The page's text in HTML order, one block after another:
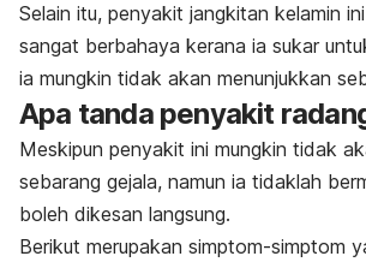
Selain itu, penyakit jangkitan kelamin
sangat berbahaya kerana ia sukar
ia mungkin tidak akan menunjukkan
Apa tanda penyakit
Meskipun penyakit ini mungkin tidak
sebarang gejala, namun ia tidaklah
boleh dikesan langsung.
Berikut merupakan simptom-simptom